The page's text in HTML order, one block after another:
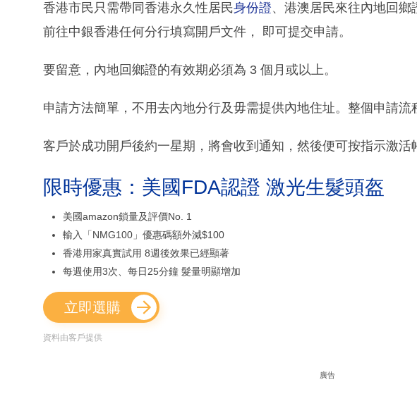
香港市民只需帶同香港永久性居民身份證、港澳居民來往內地回鄉
前往中銀香港任何分行填寫開戶文件， 即可提交申請。
要留意，內地回鄉證的有效期必須為 3 個月或以上。
申請方法簡單，不用去內地分行及毋需提供內地住址。整個申請流
客戶於成功開戶後約一星期，將會收到通知，然後便可按指示激活
限時優惠：美國FDA認證 激光生髮頭盔
美國amazon鎖量及評價No. 1
輸入「NMG100」優惠碼額外減$100
香港用家真實試用 8週後效果已經顯著
每週使用3次、每日25分鐘 髮量明顯增加
立即選購
資料由客戶提供
廣告